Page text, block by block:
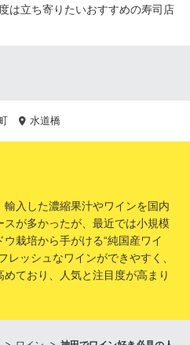
は立ち寄りたいおすすめの寿司店
水道橋
入した濃縮果汁やワインを国内
が多かったが、最近では小規模
栽培から手がける“純国産ワイ
レッシュなワインができやすく、
ており、人気と注目度が高まり